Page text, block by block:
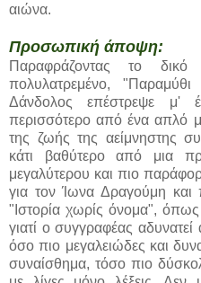
αιώνα.
Προσωπική άποψη:
Παραφράζοντας το δικό
πολυλατρεμένο,
Δάνδολος επέστρεψε μ'
περισσότερο από ένα απλό
της ζωής της αείμνηστης
κάτι βαθύτερο από μια
μεγαλύτερου και πιο
για τον Ίωνα Δραγούμη και
"Ιστορία χωρίς όνομα", όπως
γιατί ο συγγραφέας
όσο πιο μεγαλειώδες και
συναίσθημα, τόσο πιο